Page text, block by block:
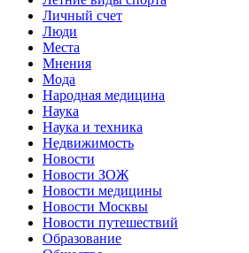
Личный счет
Люди
Места
Мнения
Мода
Народная медицина
Наука
Наука и техника
Недвижимость
Новости
Новости ЗОЖ
Новости медицины
Новости Москвы
Новости путешествий
Образование